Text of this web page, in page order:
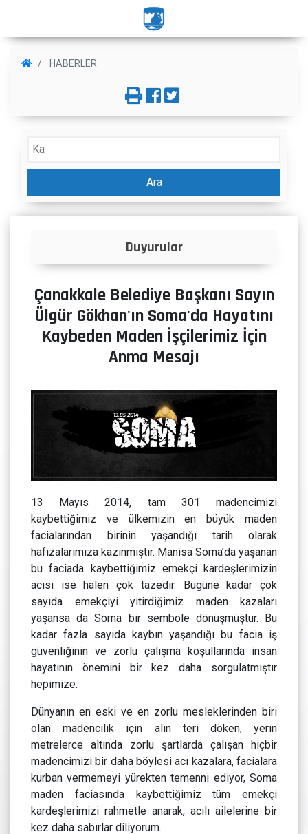
HABERLER
Ara
Çanakkale Belediye Başkanı Sayın
Ülgür Gökhan'ın Soma'da Hayatını
Kaybeden Maden İşçilerimiz İçin
Anma Mesajı
13 Mayıs 2014, tam 301 madencimizi
kaybettiğimiz ve ülkemizin en büyük maden
facialarından birinin yaşandığı tarih olarak
hafızalarımıza kazınmıştır. Manisa Soma’da yaşanan
bu faciada kaybettiğimiz emekçi kardeşlerimizin
acısı ise halen çok tazedir. Bugüne kadar çok
sayıda emekçiyi yitirdiğimiz maden kazaları
yaşansa da Soma bir sembole dönüşmüştür. Bu
kadar fazla sayıda kaybın yaşandığı bu facia iş
güvenliğinin ve zorlu çalışma koşullarında insan
hayatının önemini bir kez daha sorgulatmıştır
hepimize.
Dünyanın en eski ve en zorlu mesleklerinden biri
olan madencilik için alın teri döken, yerin
metrelerce altında zorlu şartlarda çalışan hiçbir
madencimizi bir daha böylesi acı kazalara, facialara
kurban vermemeyi yürekten temenni ediyor, Soma
maden faciasında kaybettiğimiz tüm emekçi
kardeşlerimizi rahmetle anarak, acılı ailelerine bir
kez daha sabırlar diliyorum.